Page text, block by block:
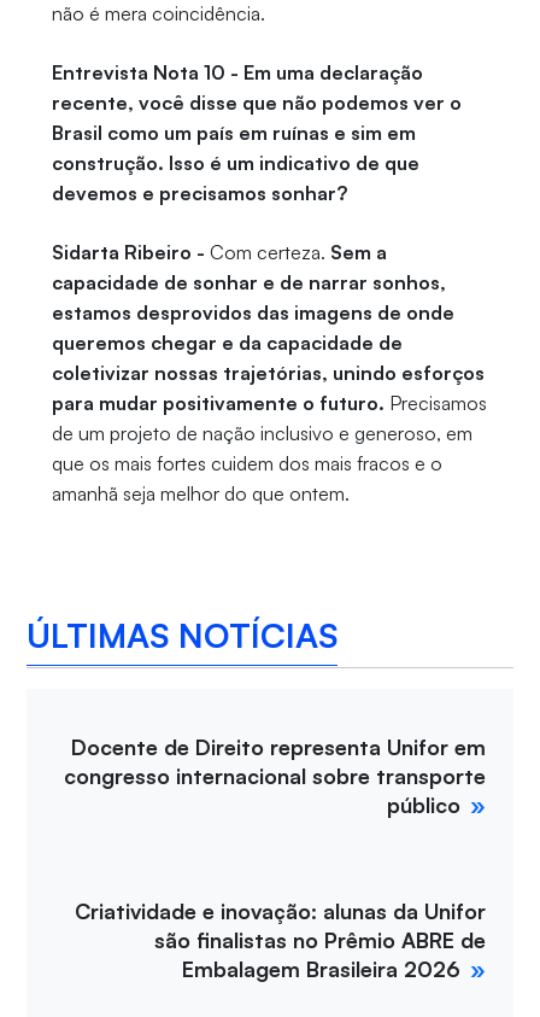
não é mera coincidência.
Entrevista Nota 10 - Em uma declaração
recente, você disse que não podemos ver o
Brasil como um país em ruínas e sim em
construção. Isso é um indicativo de que
devemos e precisamos sonhar?
Sidarta Ribeiro - Com certeza. Sem a
capacidade de sonhar e de narrar sonhos,
estamos desprovidos das imagens de onde
queremos chegar e da capacidade de
coletivizar nossas trajetórias, unindo esforços
para mudar positivamente o futuro. Precisamos
de um projeto de nação inclusivo e generoso, em
que os mais fortes cuidem dos mais fracos e o
amanhã seja melhor do que ontem.
ÚLTIMAS NOTÍCIAS
Docente de Direito representa Unifor em
congresso internacional sobre transporte
público
Criatividade e inovação: alunas da Unifor
são finalistas no Prêmio ABRE de
Embalagem Brasileira 2026